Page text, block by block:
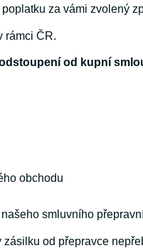
za vámi zvolený
rámci ČR.
od kupní
obchodu
smluvního
od přepravce